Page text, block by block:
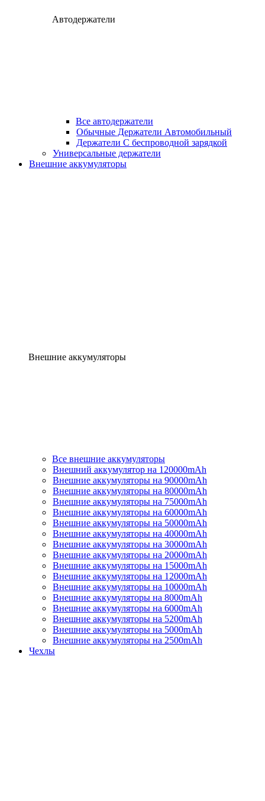
Автодержатели
Все автодержатели
Обычные Держатели Автомобильный
Держатели С беспроводной зарядкой
Универсальные держатели
Внешние аккумуляторы
Внешние аккумуляторы
Все внешние аккумуляторы
Внешний аккумулятор на 120000mAh
Внешние аккумуляторы на 90000mAh
Внешние аккумуляторы на 80000mAh
Внешние аккумуляторы на 75000mAh
Внешние аккумуляторы на 60000mAh
Внешние аккумуляторы на 50000mAh
Внешние аккумуляторы на 40000mAh
Внешние аккумуляторы на 30000mAh
Внешние аккумуляторы на 20000mAh
Внешние аккумуляторы на 15000mAh
Внешние аккумуляторы на 12000mAh
Внешние аккумуляторы на 10000mAh
Внешние аккумуляторы на 8000mAh
Внешние аккумуляторы на 6000mAh
Внешние аккумуляторы на 5200mAh
Внешние аккумуляторы на 5000mAh
Внешние аккумуляторы на 2500mAh
Чехлы